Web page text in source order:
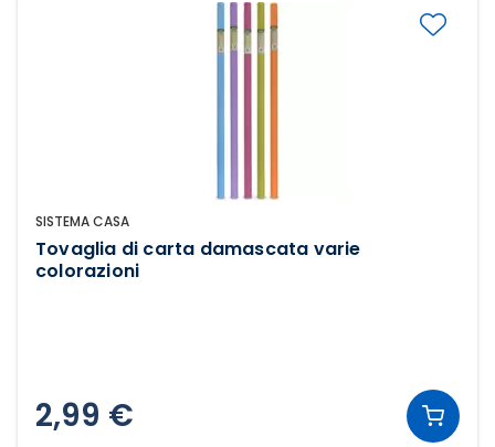
SISTEMA CASA
Tovaglia di carta damascata varie
colorazioni
2,99 €